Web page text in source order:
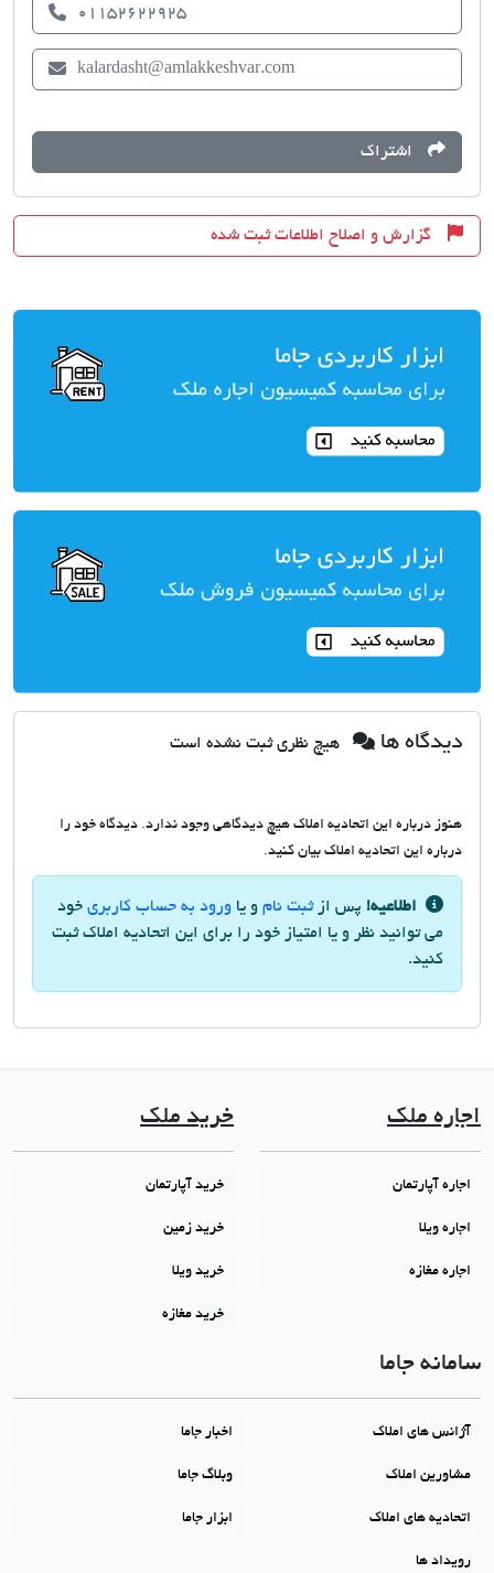
01152622925
kalardasht@amlakkeshvar.com
اشتراک
گزارش و اصلاح اطلاعات ثبت شده
دیدگاه ها هیچ نظری ثبت نشده است
هنوز درباره این اتحادیه املاک هیچ دیدگاهی وجود ندارد. دیدگاه خود را
درباره این اتحادیه املاک بیان کنید.
اطلاعیه! پس ازثبت نام و یا ورود به حساب کاربری خود
می توانید نظر و یا امتیاز خود را برای این اتحادیه املاک ثبت
کنید.
اجاره ملک
اجاره آپارتمان
اجاره ویلا
اجاره مغازه
خرید ملک
خرید آپارتمان
خرید زمین
خرید ویلا
خرید مغازه
سامانه جاما
آژانس های املاک اخبار جاما
مشاورین املاک وبلاگ جاما
اتحادیه های املاک ابزار جاما
رویداد ها